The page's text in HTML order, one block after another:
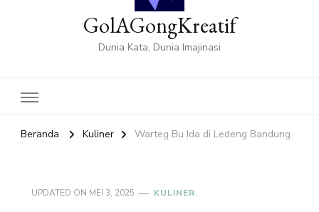
GolAGongKreatif
Dunia Kata, Dunia Imajinasi
Beranda Kuliner Warteg Bu Ida di Ledeng Bandung
UPDATED ON MEI 3, 2025 KULINER